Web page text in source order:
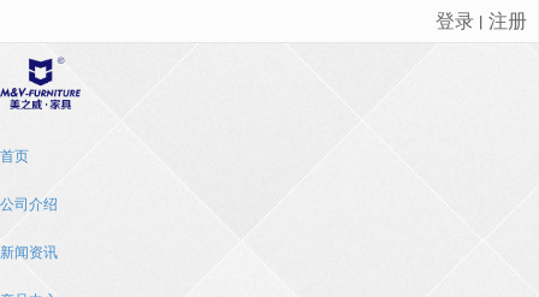
很遗憾，因您的浏览器版本过低导致无法获得最佳浏览体验，推荐下载安装谷歌浏览器！
登录 丨 注册
首页
公司介绍
新闻资讯